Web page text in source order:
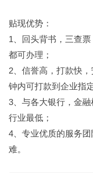
贴现优势：
1、回头背书，三查
都可办理；
2、信誉高，打款快
钟内可打款到企业指
3、与各大银行，金
行业最低；
4、专业优质的服务
难。